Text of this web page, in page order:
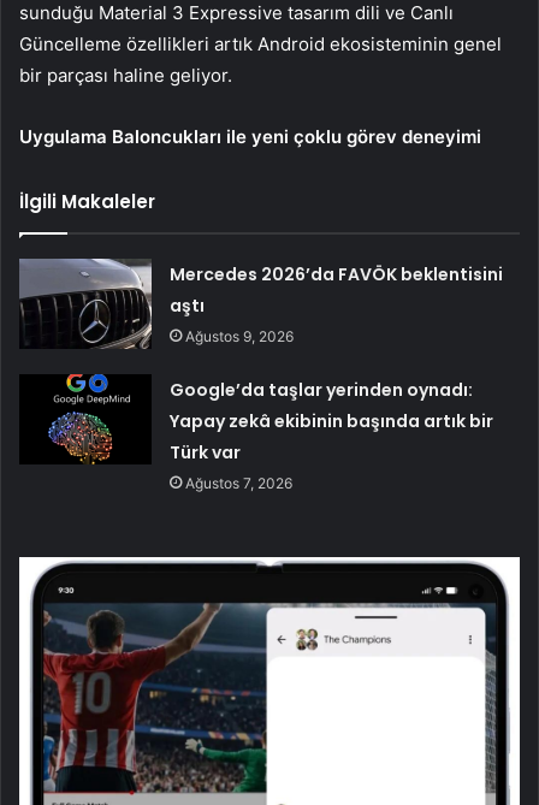
sunduğu Material 3 Expressive tasarım dili ve Canlı
Güncelleme özellikleri artık Android ekosisteminin genel
bir parçası haline geliyor.
Uygulama Baloncukları ile yeni çoklu görev deneyimi
İlgili Makaleler
Mercedes 2026’da FAVÖK beklentisini
aştı
Ağustos 9, 2026
Google’da taşlar yerinden oynadı:
Yapay zekâ ekibinin başında artık bir
Türk var
Ağustos 7, 2026